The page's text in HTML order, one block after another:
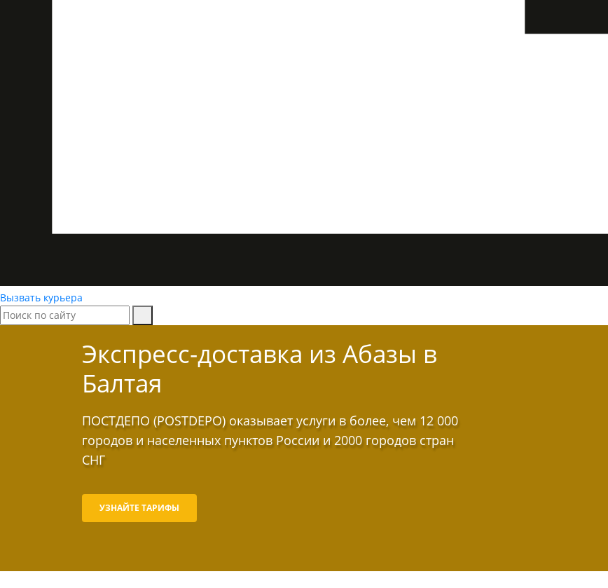
Вызвать курьера
Экспресс-доставка из Абазы в
Балтая
ПОСТДЕПО (POSTDEPO) оказывает услуги в более, чем 12 000
городов и населенных пунктов России и 2000 городов стран
СНГ
УЗНАЙТЕ ТАРИФЫ